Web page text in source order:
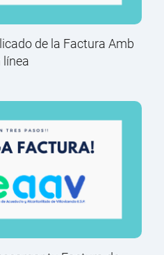
de la Factura Amb
línea